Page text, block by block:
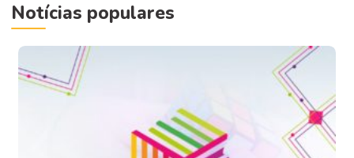
Notícias populares